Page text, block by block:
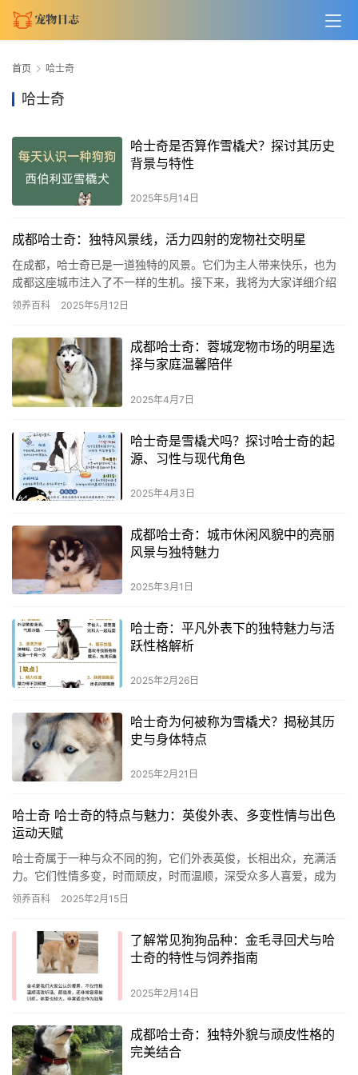
首页 哈士奇
哈士奇
哈士奇是否算作雪橇犬？探讨其历史
背景与特性
2025年5月14日
成都哈士奇：独特风景线，活力四射的宠物社交明星
在成都，哈士奇已是一道独特的风景。它们为主人带来快乐，也为
成都这座城市注入了不一样的生机。接下来，我将为大家详细介绍
成都哈士奇的方方面面。 成都的哈士奇外表迷人，眼睛清澈如湖
领养百科 2025年5月12日
成都哈士奇：蓉城宠物市场的明星选
择与家庭温馨陪伴
2025年4月7日
哈士奇是雪橇犬吗？探讨哈士奇的起
源、习性与现代角色
2025年4月3日
成都哈士奇：城市休闲风貌中的亮丽
风景与独特魅力
2025年3月1日
哈士奇：平凡外表下的独特魅力与活
跃性格解析
2025年2月26日
哈士奇为何被称为雪橇犬？揭秘其历
史与身体特点
2025年2月21日
哈士奇 哈士奇的特点与魅力：英俊外表、多变性情与出色
运动天赋
哈士奇属于一种与众不同的狗，它们外表英俊，长相出众，充满活
力。它们性情多变，时而顽皮，时而温顺，深受众多人喜爱，成为
许多人钟爱的宠物。 哈士奇的外表与狼相似，颇具英姿。体型适
领养百科 2025年2月15日
了解常见狗狗品种：金毛寻回犬与哈
士奇的特性与饲养指南
2025年2月14日
成都哈士奇：独特外貌与顽皮性格的
完美结合